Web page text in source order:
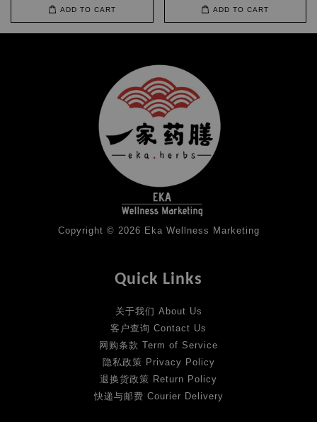
ADD TO CART ADD TO CART
Copyright © 2026 Eka Wellness Marketing
Quick Links
关于我们 About Us
客户查询 Contact Us
网购条款 Term of Service
隐私政策 Privacy Policy
退换货政策 Return Policy
快递与邮费 Courier Delivery